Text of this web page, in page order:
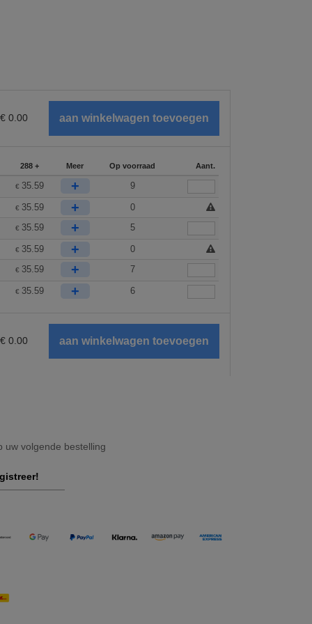
€ 0.00
288 + Meer Op voorraad Aant.
€ 35.59 + 9
€ 35.59 +
0
€ 35.59 + 5
€ 35.59 +
0
€ 35.59 + 7
€ 35.59 + 6
€ 0.00
uw volgende bestelling